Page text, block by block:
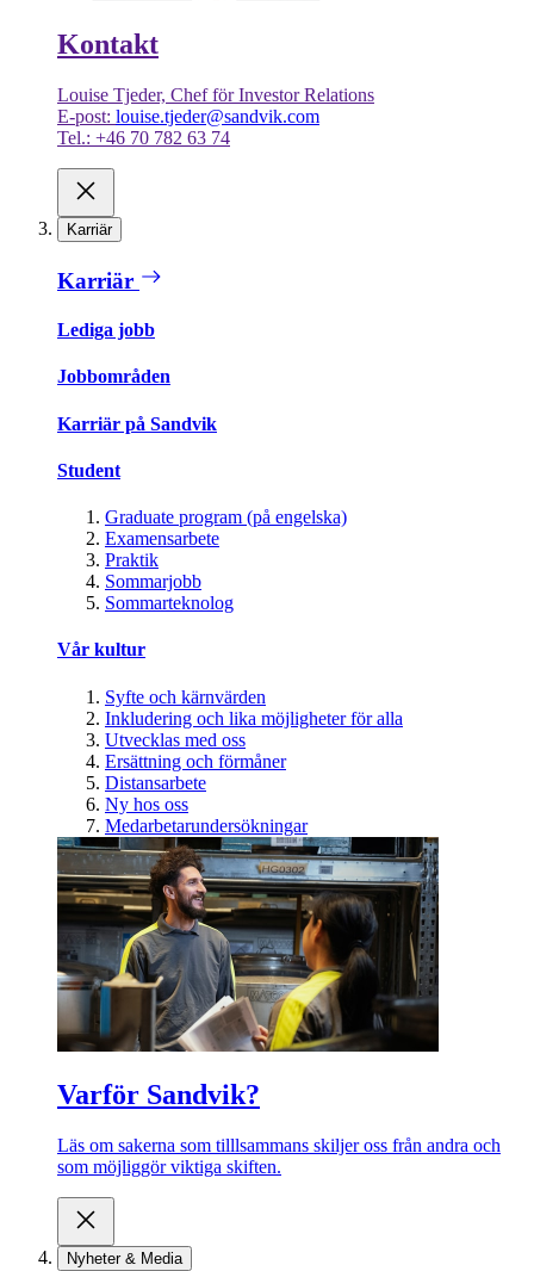
Kontakt
Louise Tjeder, Chef för Investor Relations
E-post: louise.tjeder@sandvik.com
Tel.: +46 70 782 63 74
Karriär
Karriär
Lediga jobb
Jobbområden
Karriär på Sandvik
Student
Graduate program (på engelska)
Examensarbete
Praktik
Sommarjobb
Sommarteknolog
Vår kultur
Syfte och kärnvärden
Inkludering och lika möjligheter för alla
Utvecklas med oss
Ersättning och förmåner
Distansarbete
Ny hos oss
Medarbetarundersökningar
Varför Sandvik?
Läs om sakerna som tilllsammans skiljer oss från andra och
som möjliggör viktiga skiften.
Nyheter & Media